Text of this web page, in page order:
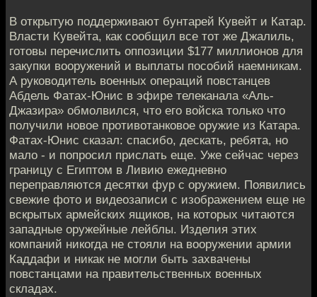
В открытую поддерживают бунтарей Кувейт и Катар.
Власти Кувейта, как сообщил все тот же Джалиль,
готовы перечислить оппозиции $177 миллионов для
закупки вооружений и выплаты пособий наемникам.
А руководитель военных операций повстанцев
Абдель Фатах-Юнис в эфире телеканала «Аль-
Джазира» обмолвился, что его войска только что
получили новое противотанковое оружие из Катара.
Фатах-Юнис сказал: спасибо, дескать, ребята, но
мало - и попросил прислать еще. Уже сейчас через
границу с Египтом в Ливию ежедневно
переправляются десятки фур с оружием. Появились
свежие фото и видеозаписи с изображением еще не
вскрытых армейских ящиков, на которых читаются
западные оружейные лейблы. Изделия этих
компаний никогда не стояли на вооружении армии
Каддафи и никак не могли быть захвачены
повстанцами на правительственных военных
складах.